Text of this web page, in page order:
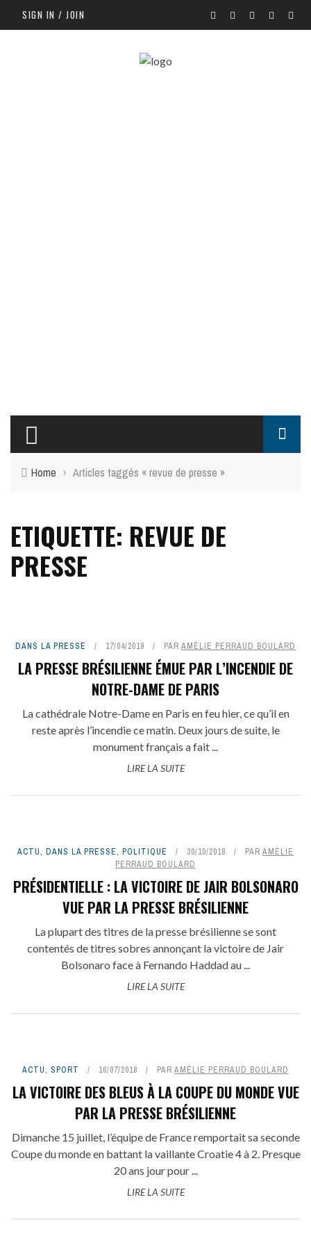
SIGN IN / JOIN
Home › Articles taggés « revue de presse »
ETIQUETTE: REVUE DE
PRESSE
DANS LA PRESSE 17/04/2019 PAR AMÉLIE PERRAUD BOULARD
LA PRESSE BRÉSILIENNE ÉMUE PAR L’INCENDIE DE
NOTRE-DAME DE PARIS
La cathédrale Notre-Dame en Paris en feu hier, ce qu’il en
reste après l’incendie ce matin. Deux jours de suite, le
monument français a fait ...
LIRE LA SUITE
ACTU, DANS LA PRESSE, POLITIQUE 30/10/2018 PAR AMÉLIE
PERRAUD BOULARD
PRÉSIDENTIELLE : LA VICTOIRE DE JAIR BOLSONARO
VUE PAR LA PRESSE BRÉSILIENNE
La plupart des titres de la presse brésilienne se sont
contentés de titres sobres annonçant la victoire de Jair
Bolsonaro face à Fernando Haddad au ...
LIRE LA SUITE
ACTU, SPORT 16/07/2018 PAR AMÉLIE PERRAUD BOULARD
LA VICTOIRE DES BLEUS À LA COUPE DU MONDE VUE
PAR LA PRESSE BRÉSILIENNE
Dimanche 15 juillet, l’équipe de France remportait sa seconde
Coupe du monde en battant la vaillante Croatie 4 à 2. Presque
20 ans jour pour ...
LIRE LA SUITE